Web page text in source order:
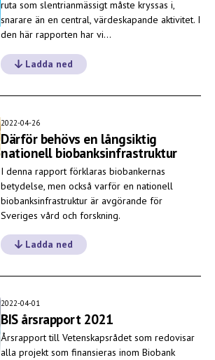
ruta som slentrianmässigt måste kryssas i,
snarare än en central, värdeskapande aktivitet. I
den här rapporten har vi…
Ladda ned
2022-04-26
Därför behövs en långsiktig
nationell biobanksinfrastruktur
I denna rapport förklaras biobankernas
betydelse, men också varför en nationell
biobanksinfrastruktur är avgörande för
Sveriges vård och forskning.
Ladda ned
2022-04-01
BIS årsrapport 2021
Årsrapport till Vetenskapsrådet som redovisar
alla projekt som finansieras inom Biobank